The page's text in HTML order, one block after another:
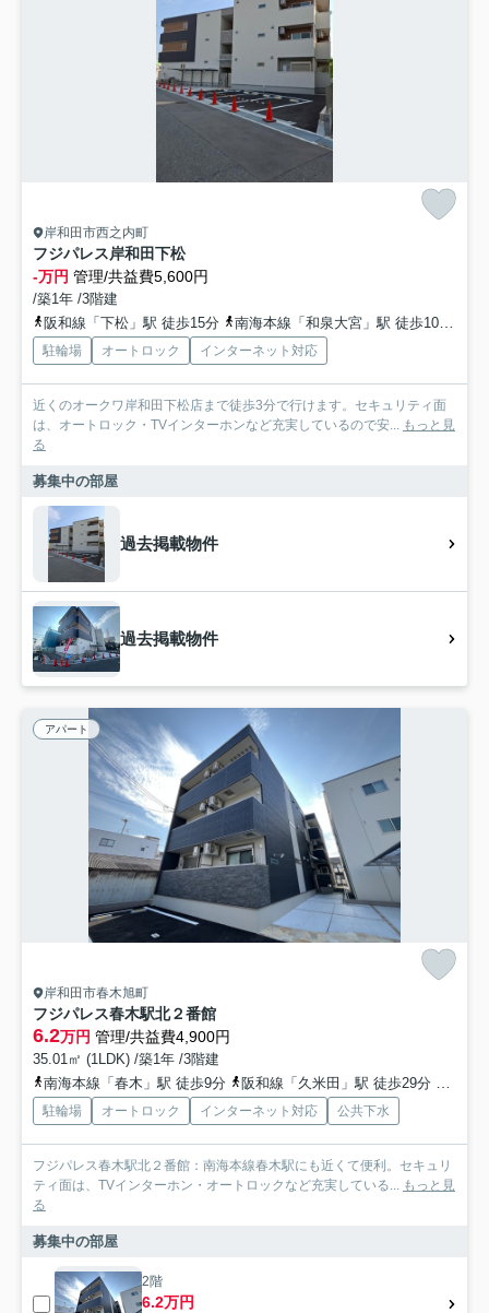
岸和田市西之内町
フジパレス岸和田下松
-万円 管理/共益費5,600円
/築1年 /3階建
阪和線「下松」駅 徒歩15分
南海本線「和泉大宮」駅 徒歩10分
駐輪場 オートロック インターネット対応
近くのオークワ岸和田下松店まで徒歩3分で行けます。セキュリティ面
は、オートロック・TVインターホンなど充実しているので安... もっと見
る
募集中の部屋
過去掲載物件
過去掲載物件
アパート
岸和田市春木旭町
フジパレス春木駅北２番館
6.2万円 管理/共益費4,900円
35.01㎡ (1LDK) /築1年 /3階建
南海本線「春木」駅 徒歩9分
阪和線「久米田」駅 徒歩29分 南海
駐輪場 オートロック インターネット対応 公共下水
フジパレス春木駅北２番館：南海本線春木駅にも近くて便利。セキュリ
ティ面は、TVインターホン・オートロックなど充実している... もっと見
る
募集中の部屋
2階
6.2万円